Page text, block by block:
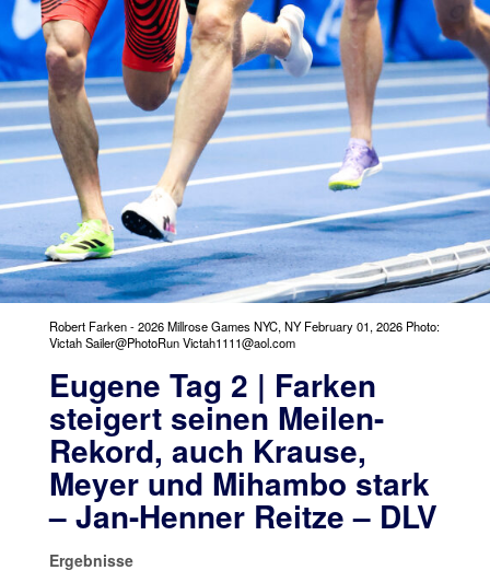
Robert Farken - 2026 Millrose Games NYC, NY February 01, 2026 Photo:
Victah Sailer@PhotoRun Victah1111@aol.com
Eugene Tag 2 | Farken
steigert seinen Meilen-
Rekord, auch Krause,
Meyer und Mihambo stark
– Jan-Henner Reitze – DLV
Ergebnisse